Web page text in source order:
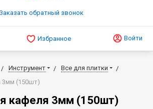
Заказать обратный звонок
Избранное Войти
Инструмент
Все для плитки
3мм (150шт)
кафеля 3мм (150шт)